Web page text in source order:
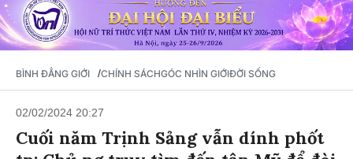
BÌNH ĐẲNG GIỚI /CHÍNH SÁCHGÓC NHÌN GIỚIĐỜI SỐNG
02/02/2024 20:27
Cuối năm Trịnh Sảng vẫn dính phốt